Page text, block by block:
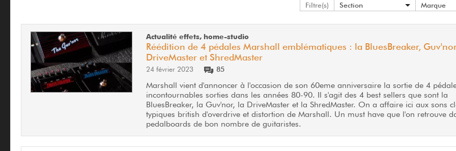
Filtre(s) Section Marque
Actualité effets, home-studio
Réédition de 4 pédales Marshall emblématiques : la BluesBreaker,
DriveMaster et ShredMaster
24 février 2023 85
Marshall vient d'annoncer à l'occasion de son 60eme anniversaire la sortie de 4
incontournables sorties dans les années 80-90. Il s'agit des 4 best sellers que sont la
BluesBreaker, la Guv'nor, la DriveMaster et la ShredMaster. On a affaire ici aux sons
typiques british d'overdrive et distortion de Marshall. Un must have que l'on retrouve
pedalboards de bon nombre de guitaristes.